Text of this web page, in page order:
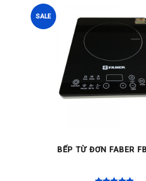
SALE
BẾP TỪ ĐƠN FABER